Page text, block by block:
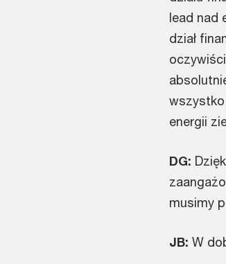
lead nad
dział
wszystko
energii
DG:
musimy
JB: W